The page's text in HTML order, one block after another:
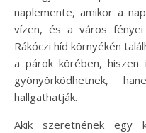
naplemente, amikor a
vízen, és a város
Rákóczi híd környékén
a párok körében, hiszen
gyönyörködhetnek,
hallgathatják.
Akik szeretnének egy